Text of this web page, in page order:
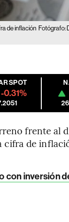
de inflación Fotógrafo:
SPOT
-0.31%
frente al
cifra de
con inversión